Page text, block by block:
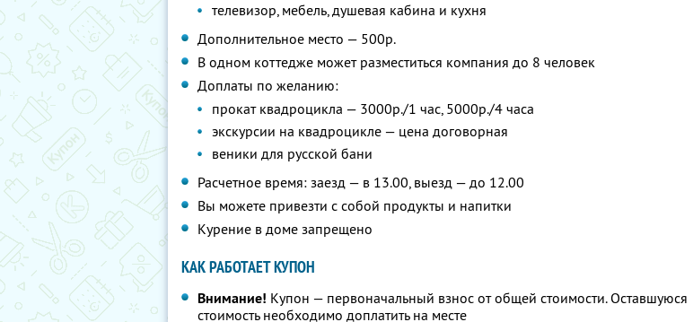
телевизор, мебель, душевая кабина и кухня
Дополнительное место — 500р.
В одном коттедже может разместиться компания до 8 человек
Доплаты по желанию:
прокат квадроцикла — 3000р./1 час, 5000р./4 часа
экскурсии на квадроцикле — цена договорная
веники для русской бани
Расчетное время: заезд — в 13.00, выезд — до 12.00
Вы можете привезти с собой продукты и напитки
Курение в доме запрещено
КАК РАБОТАЕТ КУПОН
Внимание! Купон — первоначальный взнос от общей стоимости. Оставшуюся
стоимость необходимо доплатить на месте